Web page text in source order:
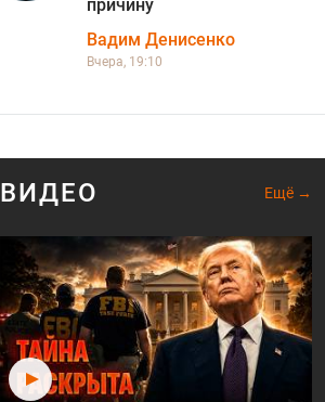
причину
Вадим Денисенко
Вчера, 19:10
ВИДЕО Ещё